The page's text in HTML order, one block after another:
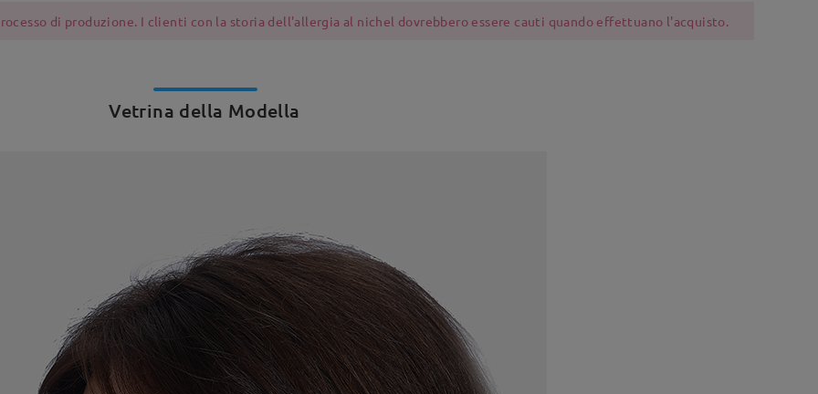
di produzione. I clienti con la storia dell'allergia al nichel dovrebbero essere cauti quando effettuano l'acquisto.
Vetrina della Modella